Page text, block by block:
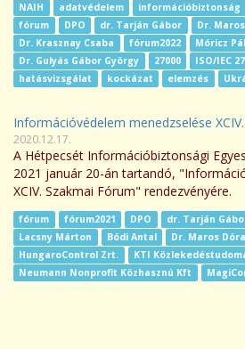
NAIH adatvédelem információbiztonság
fórum
DPO dr. Tarján Gábor Dr.
Dr. Krasznay Csaba
fórum2022 Móricz Pál
Dr. Gulyás Gábor György
27000 ISO/IEC
hatásvizsgálat
kockázat elemzés
Információvédelem menedzselése
2020.12.17.
A Hétpecsét Információbiztonsági
2021 január 20-án tartandó,
XCIV. Szakmai Fórum" rendezvényére.
fórum fórum2021 DPO dr. Tarján
Lacsny Márton
Bódi Antal Dr. Maros Dóra
HungaroControl Zrt.
KTI
Neumann Nonprofit Közhasznú Kft